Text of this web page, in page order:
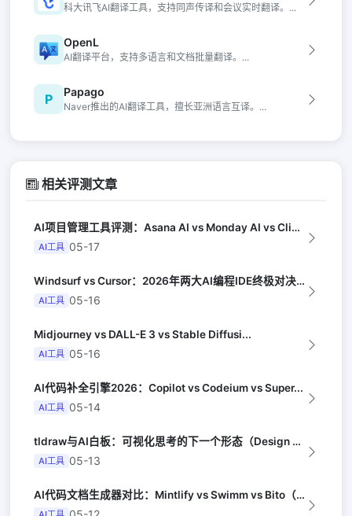
科大讯飞AI翻译工具，支持同声传译和会议实时翻译。...
OpenL
AI翻译平台，支持多语言和文档批量翻译。...
P Papago
Naver推出的AI翻译工具，擅长亚洲语言互译。...
相关评测文章
AI项目管理工具评测：Asana AI vs Monday AI vs Clic...
AI工具 05-17
Windsurf vs Cursor：2026年两大AI编程IDE终极对决实测（...
AI工具 05-16
Midjourney vs DALL-E 3 vs Stable Diffusi...
AI工具 05-16
AI代码补全引擎2026：Copilot vs Codeium vs Super...
AI工具 05-14
tldraw与AI白板：可视化思考的下一个形态（Design Milk）
AI工具 05-13
AI代码文档生成器对比：Mintlify vs Swimm vs Bito（De...